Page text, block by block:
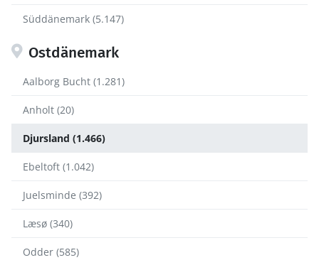
Süddänemark (5.147)
Ostdänemark
Aalborg Bucht (1.281)
Anholt (20)
Djursland (1.466)
Ebeltoft (1.042)
Juelsminde (392)
Læsø (340)
Odder (585)